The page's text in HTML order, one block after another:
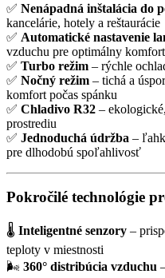
✅ Nenápadná inštalácia do
kancelárie, hotely a reštaurácie
✅ Automatické nastavenie
vzduchu pre optimálny komfort
✅ Turbo režim – rýchle
✅ Nočný režim – tichá a
komfort počas spánku
✅ Chladivo R32 –
prostrediu
✅ Jednoduchá údržba –
pre dlhodobú spoľahlivosť
Pokročilé technológie
🌡 Inteligentné senzory –
teploty v miestnosti
🌬 360° distribúcia vzduchu